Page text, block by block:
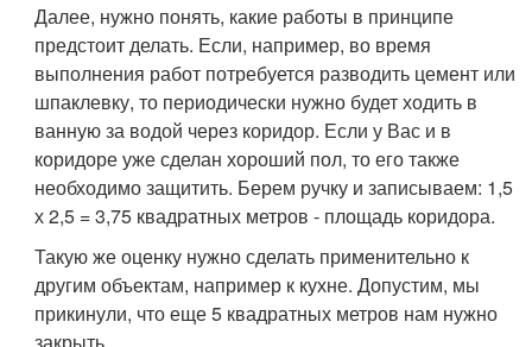
Далее, нужно понять, какие работы в принципе
предстоит делать. Если, например, во время
выполнения работ потребуется разводить цемент или
шпаклевку, то периодически нужно будет ходить в
ванную за водой через коридор. Если у Вас и в
коридоре уже сделан хороший пол, то его также
необходимо защитить. Берем ручку и записываем: 1,5
х 2,5 = 3,75 квадратных метров - площадь коридора.
Такую же оценку нужно сделать применительно к
другим объектам, например к кухне. Допустим, мы
прикинули, что еще 5 квадратных метров нам нужно
закрыть.